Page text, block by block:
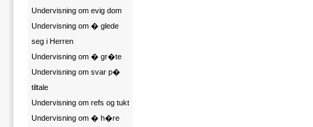
Undervisning om evig dom
Undervisning om � glede
seg i Herren
Undervisning om � gr�te
Undervisning om svar p�
tiltale
Undervisning om refs og tukt
Undervisning om � h�re